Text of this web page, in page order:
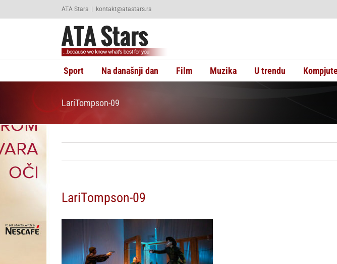
ATA Stars | kontakt@atastars.rs
Sport Na današnji dan Film Muzika U trendu
LariTompson-09
LariTompson-09